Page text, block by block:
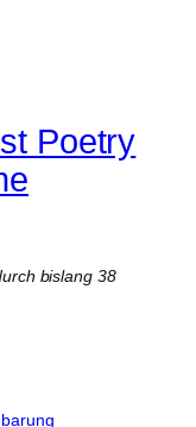
Poetry
bislang 38